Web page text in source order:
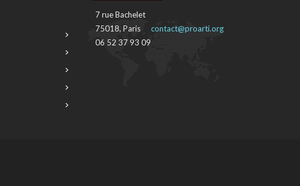
7 rue Bachelet
75018, Paris
06 52 37 93 09
contact@proarti.org